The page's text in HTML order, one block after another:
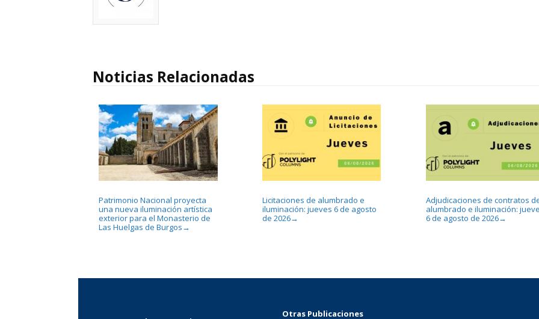
Noticias Relacionadas
Patrimonio Nacional proyecta
una nueva iluminación artística
exterior para el Monasterio de
Las Huelgas de Burgos →
Licitaciones de alumbrado e
iluminación: jueves 6 de agosto
de 2026→
Adjudicaciones de contratos
alumbrado e iluminación:
6 de agosto de 2026→
Otras Publicaciones